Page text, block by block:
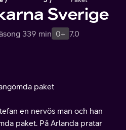
Sverige
339 min 0+ 7.0
paket
en nervös man och han
paket. På Arlanda pratar